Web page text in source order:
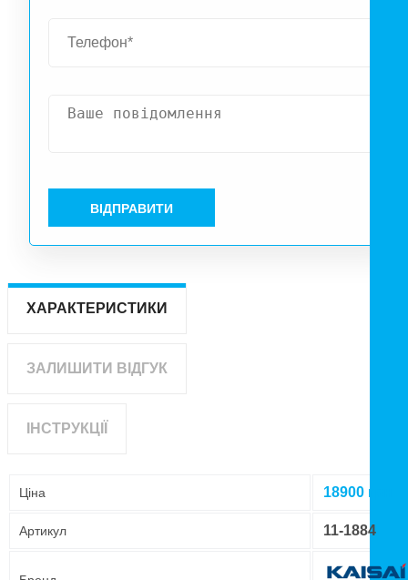
ВІДПРАВИТИ
ХАРАКТЕРИСТИКИ
ЗАЛИШИТИ ВІДГУК
ІНСТРУКЦІЇ
Ціна 18900 грн
Артикул 11-1884